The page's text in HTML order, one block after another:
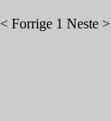
< Forrige 1 Neste >